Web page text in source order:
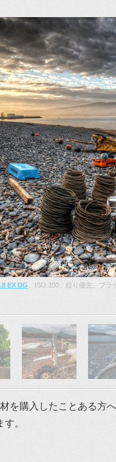
EX DG 、ISO:200、絞り優先、ブ
を購入したことある方
。